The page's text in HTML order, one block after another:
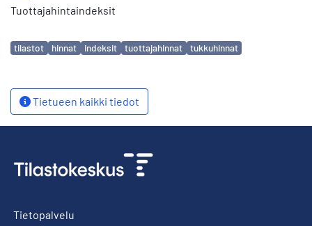
Tuottajahintaindeksit
Avainsanat
tilastot hinnat indeksit tuottajahinnat tukkuhinnat
Tietueen kaikki tiedot
Tietopalvelu